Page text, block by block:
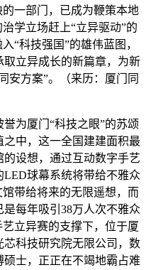
一部门，已成为鞭策本地
学立场赶上“立异驱动”的
“科技强国”的雄伟蓝图，
立异成长的新篇章，为新
安方案”。（来历：厦门同
为厦门“科技之眼”的苏颂
中，这一全国建建面积最
设想，通过互动数字手艺
球幕系统将带给不雅众
带给将来的无限遥想，而
每年吸引38万人次不雅众
立异赛的支撑下，位于厦
科技研究院无限公司，数
士，正正在不竭地霸占难